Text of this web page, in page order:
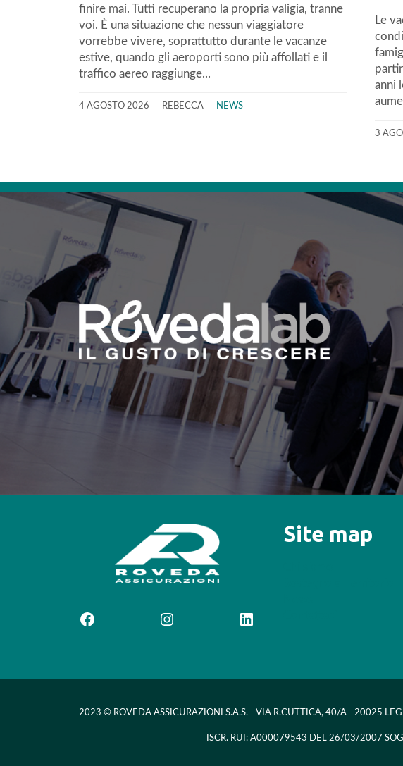
finire mai. Tutti recuperano la propria valigia, tranne
voi. È una situazione che nessun viaggiatore
vorrebbe vivere, soprattutto durante le vacanze
estive, quando gli aeroporti sono più affollati e il
traffico aereo raggiunge...
4 AGOSTO 2026 REBECCA NEWS
Le
anni
3
Facebook Instagram LinkedIn
Site map
2023 © ROVEDA ASSICURAZIONI S.A.S. - VIA R.CUTTICA, 40/A - 20025
ISCR. RUI: A000079543 DEL 26/03/2007